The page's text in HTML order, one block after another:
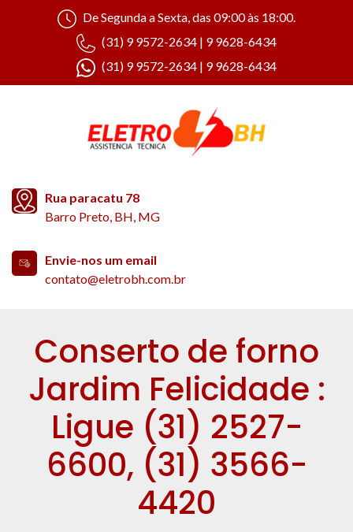
De Segunda a Sexta, das 09:00 às 18:00.
(31) 9 9572-2634 | 9 9628-6434
(31) 9 9572-2634 | 9 9628-6434
Rua paracatu 78
Barro Preto, BH, MG
Envie-nos um email
contato@eletrobh.com.br
Conserto de forno
Jardim Felicidade :
Ligue (31) 2527-
6600, (31) 3566-
4420